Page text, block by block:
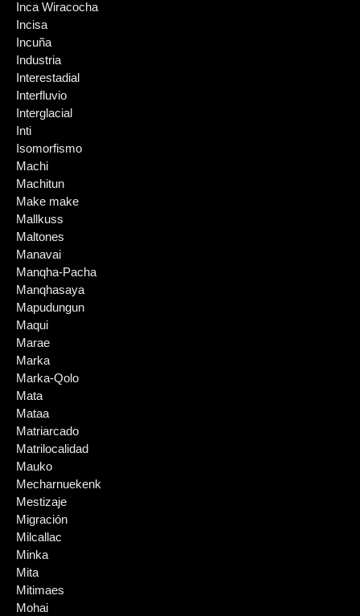
Inca Wiracocha
Incisa
Incuña
Industria
Interestadial
Interfluvio
Interglacial
Inti
Isomorfismo
Machi
Machitun
Make make
Mallkuss
Maltones
Manavai
Manqha-Pacha
Manqhasaya
Mapudungun
Maqui
Marae
Marka
Marka-Qolo
Mata
Mataa
Matriarcado
Matrilocalidad
Mauko
Mecharnuekenk
Mestizaje
Migración
Milcallac
Minka
Mita
Mitimaes
Mohai